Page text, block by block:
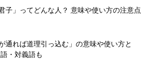
君子」ってどんな人？ 意味や使い方の注意点
が通れば道理引っ込む」の意味や使い方と
・対義語も